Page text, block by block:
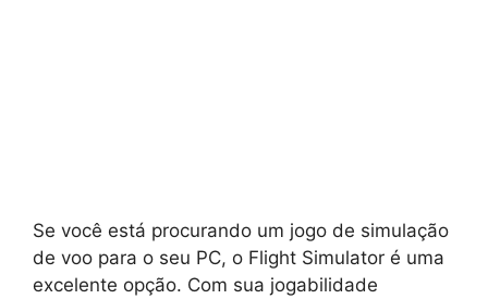
Se você está procurando um jogo de simulação
de voo para o seu PC, o Flight Simulator é uma
excelente opção. Com sua jogabilidade